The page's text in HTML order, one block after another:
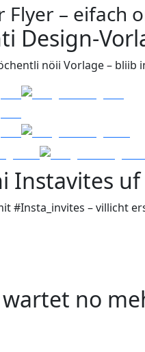
– eifach
Design-
nöii Vorlage – bliib
Instavites
#Insta_invites – villicht
wartet no